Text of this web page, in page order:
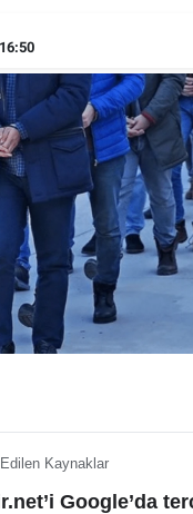
Kaynaklar
Google’da
İçerikleri
Durumu
Saatleri
Saatleri